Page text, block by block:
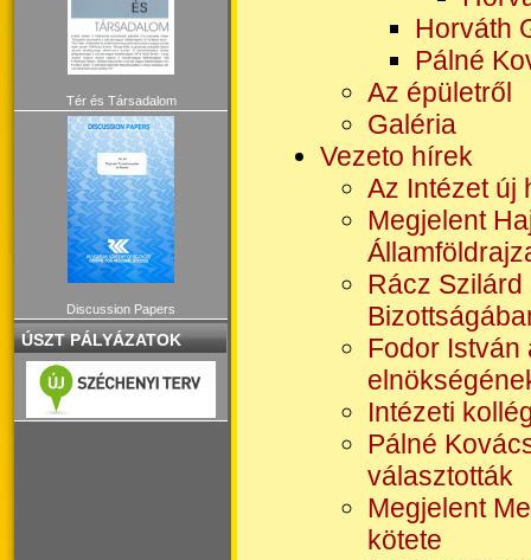
Tér és Társadalom
Discussion Papers
ÚSZT PÁLYÁZATOK
Horváth
Pálné
Az épületről
Galéria
Vezeto hírek
Az Intézet új
Megjelent
Rácz Szilárd
Fodor István
Intézeti
Pálné
választották
Megjelent
kötete